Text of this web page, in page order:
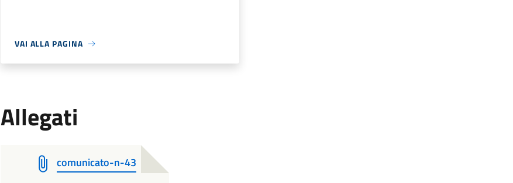
VAI ALLA PAGINA
Allegati
comunicato-n-43